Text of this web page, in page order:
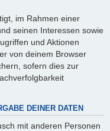
im Rahmen einer
seinen Interessen sowie
und Aktionen
von deinem Browser
sofern dies zur
DEINER DATEN
mit anderen Personen